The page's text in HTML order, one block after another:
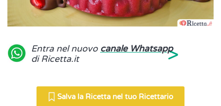
Entra nel nuovo canale Whatsapp
di Ricetta.it
>
Salva la Ricetta nel tuo Ricettario